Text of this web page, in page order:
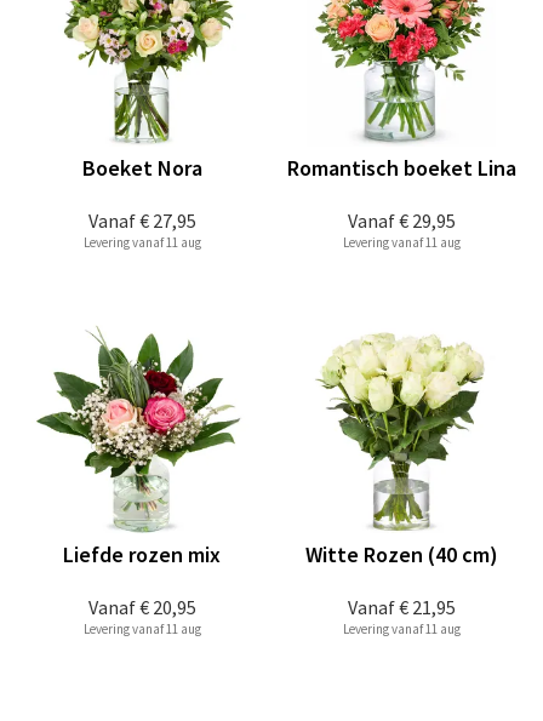
Vanaf€ 27,95
Boeket Nora
Levering vanaf 11 aug
Vanaf€ 29,95
Romantisch boeket Lina
Levering vanaf 11 aug
Vanaf€ 20,95
Liefde rozen mix
Levering vanaf 11 aug
Vanaf€ 21,95
Witte Rozen (40 cm)
Levering vanaf 11 aug